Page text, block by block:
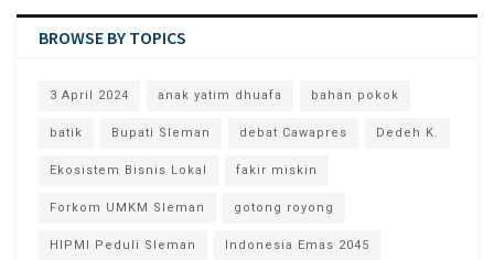
BROWSE BY TOPICS
3 April 2024 anak yatim dhuafa bahan pokok
batik Bupati Sleman debat Cawapres Dedeh K.
Ekosistem Bisnis Lokal fakir miskin
Forkom UMKM Sleman gotong royong
HIPMI Peduli Sleman Indonesia Emas 2045